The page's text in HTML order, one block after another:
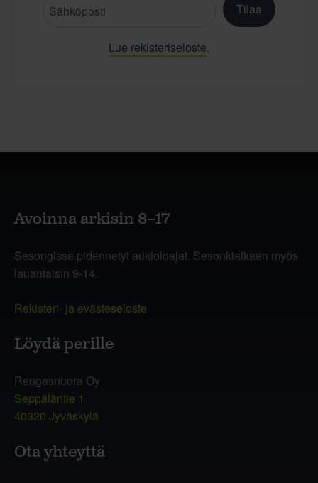
Tilaa
Lue rekisteriseloste.
Avoinna arkisin 8–17
Sesongissa pidennetyt aukioloajat. Sesonkiaikaan myös
lauantaisin 9-14.
Rekisteri- ja evästeseloste
Löydä perille
Rengasnuora Oy
Seppäläntie 1
40320 Jyväskylä
Ota yhteyttä